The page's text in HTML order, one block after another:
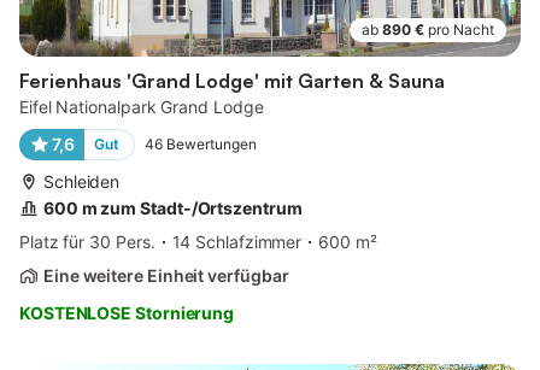
ab 890 € pro Nacht
Ferienhaus 'Grand Lodge' mit Garten & Sauna
Eifel Nationalpark Grand Lodge
7,6
Gut 46 Bewertungen
Schleiden
600 m zum Stadt-/Ortszentrum
Platz für 30 Pers.
14 Schlafzimmer
600 m²
Eine weitere Einheit verfügbar
KOSTENLOSE Stornierung